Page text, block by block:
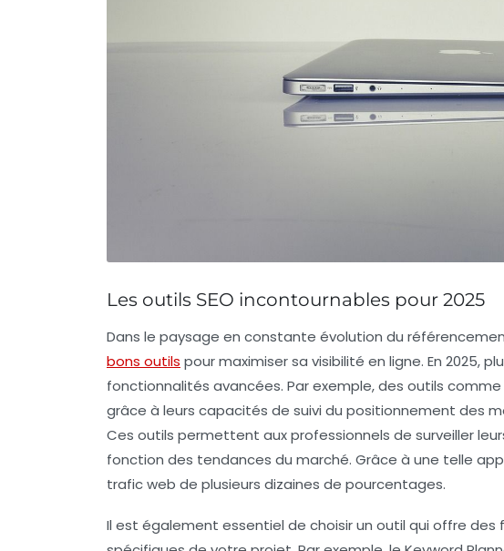
Les outils SEO incontournables pour 2025
Dans le paysage en constante évolution du
bons outils pour maximiser sa visibilité en ligne. En 2025,
fonctionnalités avancées. Par exemple, des outils comme
grâce à leurs capacités de suivi du positionnement des
Ces outils permettent aux professionnels de surveiller
fonction des tendances du marché. Grâce à une telle
trafic web de plusieurs dizaines de pourcentages.
Il est également essentiel de choisir un outil qui offre